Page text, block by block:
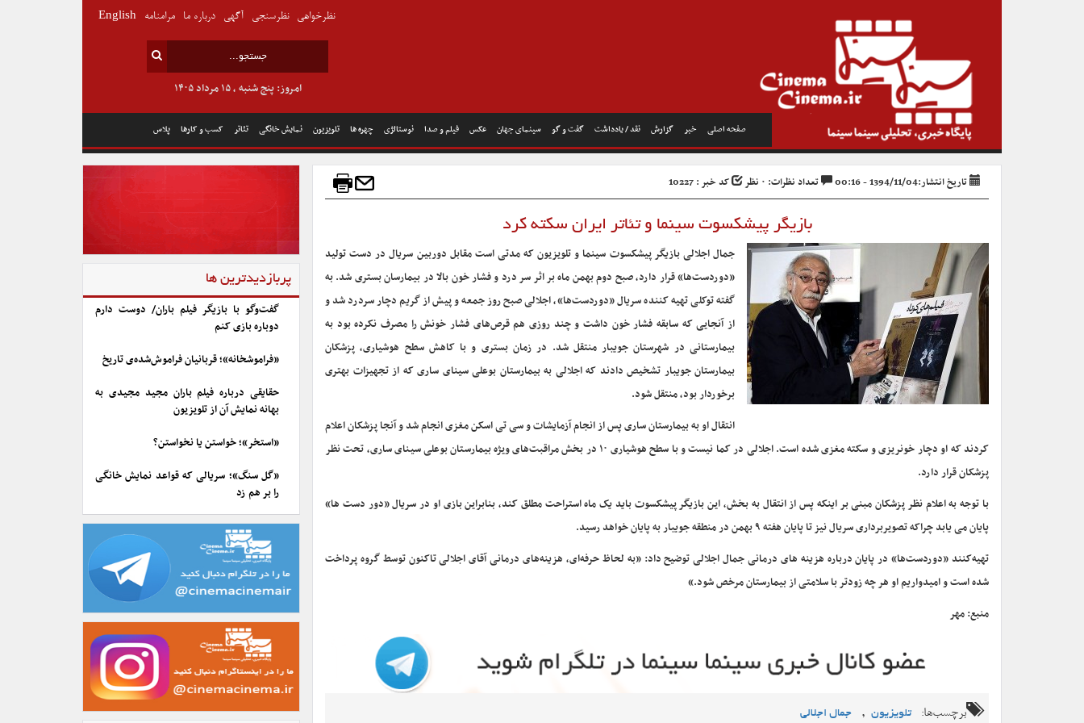
صفحه اصلی خبر گزارش نقد / یادداشت گفت و گو سینمای جهان عکس فیلم و صدا نوستالژی چهره ها تلویزیون نمایش خانگی تئاتر کسب و کارها پلاس
امروز: پنج شنبه , ۱۵ مرداد ۱۴۰۵
نظرخواهی نظرسنجی آگهی درباره ما مرامنامه English
تاریخ انتشار:1394/11/04 - 00:16 تعداد نظرات: ۰ نظر کد خبر : 10227
بازیگر پیشکسوت سینما و تئاتر ایران سکته کرد
جمال اجلالی بازیگر پیشکسوت سینما و تلویزیون که مدتی است مقابل دوربین سریال در دست تولید
«دوردست‌ها» قرار دارد، صبح دوم بهمن ماه بر اثر سر درد و فشار خون بالا در بیمارسان بستری شد.به
گفته توکلی تهیه کننده سریال «دوردست‌ها»، اجلالی صبح روز جمعه و پیش از گریم دچار سردرد شد و
از آنجایی که سابقه فشار خون داشت و چند روزی هم قرص‌های فشار خونش را مصرف نکرده بود به
بیمارستانی در شهرستان جویبار منتقل شد. در زمان بستری و با کاهش سطح هوشیاری، پزشکان
بیمارستان جویبار تشخیص دادند که اجلالی به بیمارستان بوعلی سینای ساری که از تجهیزات بهتری
برخوردار بود، منتقل شود.
انتقال او به بیمارستان ساری پس از انجام آزمایشات و سی تی اسکن مغزی انجام شد و آنجا پزشکان اعلام
کردند که او دچار خونریزی و سکته مغزی شده است. اجلالی در کما نیست و با سطح هوشیاری ۱۰ در بخش مراقبت‌های ویژه بیمارستان بوعلی سینای ساری، تحت نظر
پزشکان قرار دارد.
با توجه به اعلام نظر پزشکان مبنی بر اینکه پس از انتقال به بخش، این بازیگر پیشکسوت باید یک ماه استراحت مطلق کند، بنابراین بازی او در سریال «دور دست ها»
پایان می یابد چراکه تصویربرداری سریال نیز تا پایان هفته ۹ بهمن در منطقه جویبار به پایان خواهد رسید.
تهیه‌کنند «دوردست‌ها» در پایان درباره هزینه های درمانی جمال اجلالی توضیح داد: «به لحاظ حرفه‌ای، هزینه‌های درمانی آقای اجلالی تاکنون توسط گروه پرداخت
شده است و امیدواریم او هر چه زودتر با سلامتی از بیمارستان مرخص شود.»
منبع: مهر
برچسب‌ها: تلویزیون , جمال اجلالی
پربازدیدترین ها
گفت‌وگو با بازیگر فیلم باران/ دوست دارم
دوباره بازی کنم
«فراموشخانه»؛ قربانیان فراموش‌شده‌ی تاریخ
حقایقی درباره فیلم باران مجید مجیدی به
بهانه نمایش آن از تلویزیون
«استخر»؛ خواستن یا نخواستن؟
«گل سنگ»؛ سریالی که قواعد نمایش خانگی
را بر هم زد